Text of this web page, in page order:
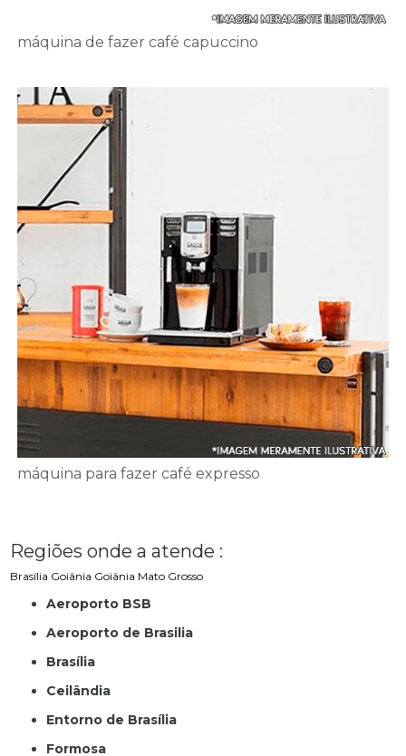
máquina de fazer café capuccino
máquina para fazer café expresso
Regiões onde a atende :
Brasília Goiânia Goiânia Mato Grosso
Aeroporto BSB
Aeroporto de Brasilia
Brasília
Ceilândia
Entorno de Brasília
Formosa